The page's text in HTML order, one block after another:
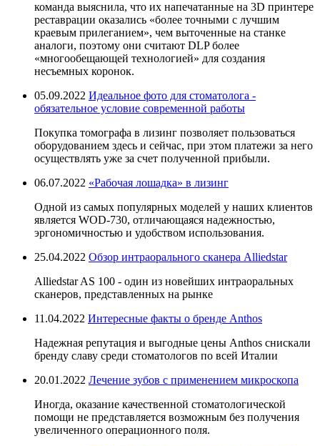
команда выяснила, что их напечатанные на 3D принтере
реставрации оказались «более точными с лучшим
краевым прилеганием», чем выточенные на станке
аналоги, поэтому они считают DLP более
«многообещающей технологией» для создания
несъемных коронок.
05.09.2022 Идеальное фото для стоматолога -
обязательное условие современной работы
Покупка томографа в лизинг позволяет пользоваться
оборудованием здесь и сейчас, при этом платежи за него
осуществлять уже за счет полученной прибыли.
06.07.2022 «Рабочая лошадка» в лизинг
Одной из самых популярных моделей у наших клиентов
является WOD-730, отличающаяся надежностью,
эргономичностью и удобством использования.
25.04.2022 Обзор интраорального сканера Alliedstar
Alliedstar AS 100 - один из новейших интраоральных
сканеров, представленных на рынке
11.04.2022 Интересные факты о бренде Anthos
Надежная репутация и выгодные цены Anthos снискали
бренду славу среди стоматологов по всей Италии
20.01.2022 Лечение зубов с применением микроскопа
Иногда, оказание качественной стоматологической
помощи не представляется возможным без получения
увеличенного операционного поля.